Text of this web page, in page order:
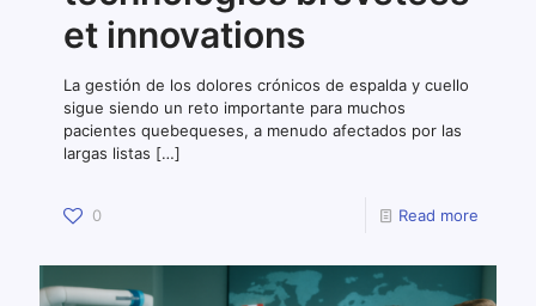
et innovations
La gestión de los dolores crónicos de espalda y cuello
sigue siendo un reto importante para muchos
pacientes quebequeses, a menudo afectados por las
largas listas […]
0 Read more